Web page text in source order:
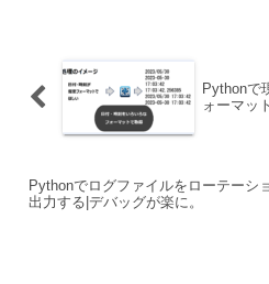
Pythonで
ォーマッ
Pythonでログファイルをローテーシ
出力する|デバッグが楽に。